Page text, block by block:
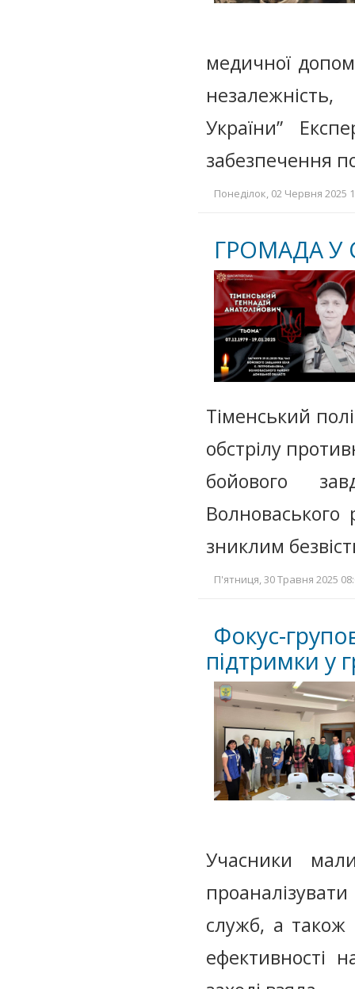
медичної
незалежність,
України”
забезпечення
Понеділок, 02 Червня 2025
ГРОМАДА У
Тіменський
обстрілу
бойового
зниклим
П'ятниця, 30 Травня 2025
Фокус-
підтримки у
Учасники
служб, а також
ефективності